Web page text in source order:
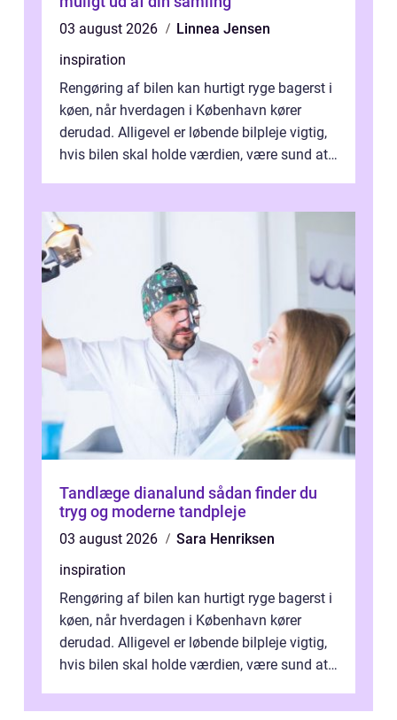
03 august 2026
Linnea Jensen
inspiration
Rengøring af bilen kan hurtigt ryge bagerst i
køen, når hverdagen i København kører
derudad. Alligevel er løbende bilpleje vigtig,
hvis bilen skal holde værdien, være sund at
Tandlæge dianalund sådan finder du
tryg og moderne tandpleje
03 august 2026
Sara Henriksen
inspiration
Rengøring af bilen kan hurtigt ryge bagerst i
køen, når hverdagen i København kører
derudad. Alligevel er løbende bilpleje vigtig,
hvis bilen skal holde værdien, være sund at